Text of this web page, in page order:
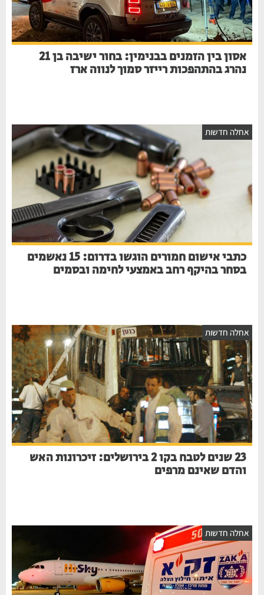
אסון בין הזמנים בבנימין: בחור ישיבה בן 21
נהרג בהתהפכות רייזר סמוך לנווה ארז
חדשות
כתבי אישום חמורים הוגשו בדרום: 15 נאשמים
בסחר בהיקף רחב באמצעי לחימה ובסמים
חדשות
23 שנים לטבח בקו 2 בירושלים: זיכרונות האש
והדם שאינם מרפים
חדשות